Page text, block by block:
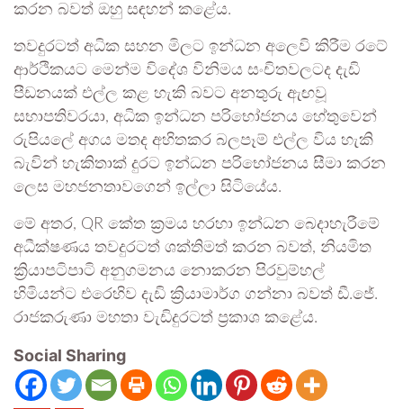
කරන බවත් ඔහු සඳහන් කළේය.
තවදුරටත් අධික සහන මිලට ඉන්ධන අලෙවි කිරීම රටේ
ආර්ථිකයට මෙන්ම විදේශ විනිමය සංචිතවලටද දැඩි
පීඩනයක් එල්ල කළ හැකි බවට අනතුරු ඇඟවූ
සභාපතිවරයා, අධික ඉන්ධන පරිභෝජනය හේතුවෙන්
රුපියලේ අගය මතද අහිතකර බලපෑම් එල්ල විය හැකි
බැවින් හැකිතාක් දුරට ඉන්ධන පරිභෝජනය සීමා කරන
ලෙස මහජනතාවගෙන් ඉල්ලා සිටියේය.
මේ අතර, QR කේත ක්‍රමය හරහා ඉන්ධන බෙදාහැරීමේ
අධීක්ෂණය තවදුරටත් ශක්තිමත් කරන බවත්, නියමිත
ක්‍රියාපටිපාටි අනුගමනය නොකරන පිරවුම්හල්
හිමියන්ට එරෙහිව දැඩි ක්‍රියාමාර්ග ගන්නා බවත් ඩී.ජේ.
රාජකරුණා මහතා වැඩිදුරටත් ප්‍රකාශ කළේය.
Social Sharing